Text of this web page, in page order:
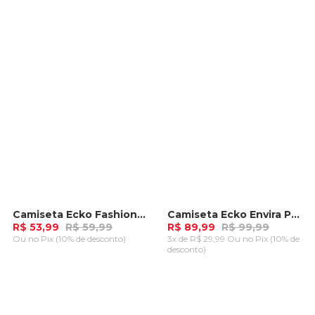
-10%Camiseta Ecko Fashion Basic Iconic Marrom
R$ 53,99 R$ 59,99
Ou no Pix (10% de desconto)
-10%
Camiseta Ecko Envira Preta
R$ 89,99 R$ 99,99
3x de R$ 29,99 Ou no Pix (10% de
desconto)